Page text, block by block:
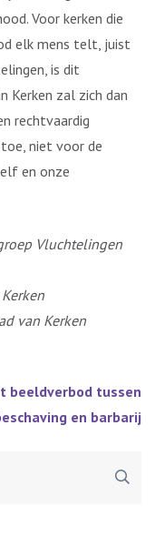
Voor kerken die
elk mens telt, juist
is dit
Kerken zal zich dan
rechtvaardig
niet voor de
en onze
Vluchtelingen
van Kerken
beeldverbod tussen
en barbarij